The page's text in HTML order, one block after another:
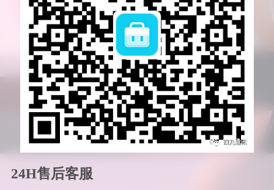
24H售后客服